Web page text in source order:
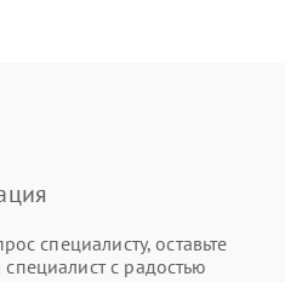
специалисту, оставьте
с радостью